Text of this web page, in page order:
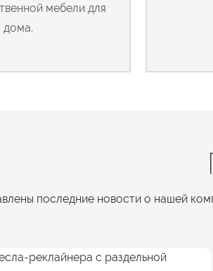
мебели для
дома.
последние новости о нашей